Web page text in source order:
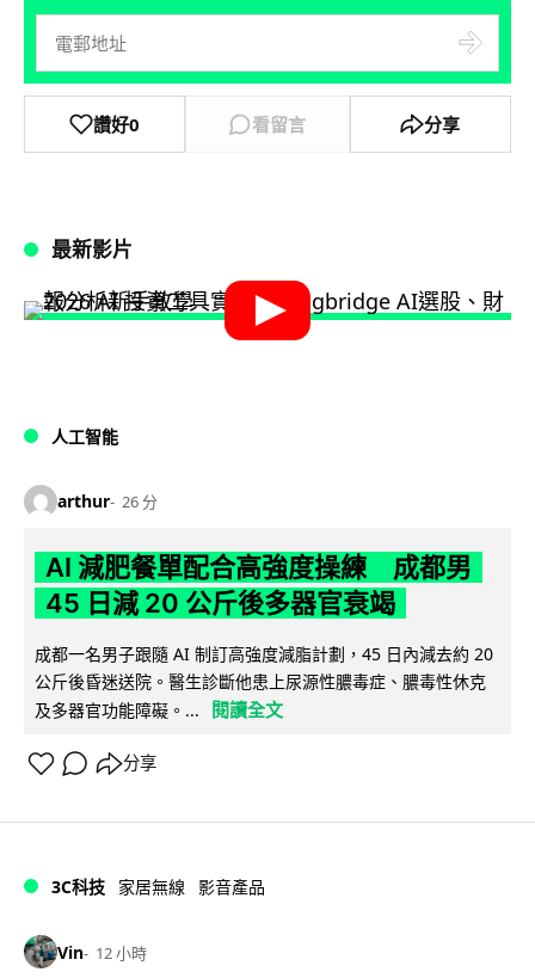
讚好0 看留言 分享
最新影片
人工智能
arthur 26 分
AI 減肥餐單配合高強度操練 成都男
45 日減 20 公斤後多器官衰竭
成都一名男子跟隨 AI 制訂高強度減脂計劃，45 日內減去約 20
公斤後昏迷送院。醫生診斷他患上尿源性膿毒症、膿毒性休克
及多器官功能障礙。...
閱讀全文
分享
3C科技 家居無線 影音產品
Vin 12 小時